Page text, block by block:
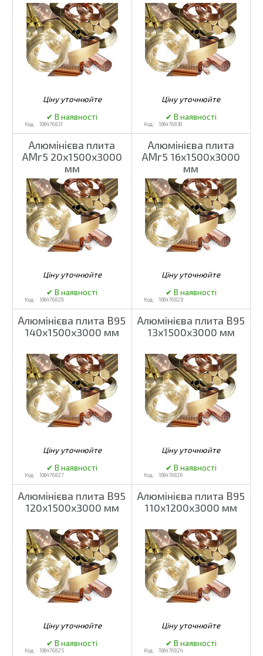
106476831 106476830
Алюмінієва плита
АМг5 20х1500х3000
мм
106476829
Алюмінієва плита
АМг5 16х1500х3000
мм
106476828
Алюмінієва плита В95
140х1500х3000 мм
106476827
Алюмінієва плита В95
13х1500х3000 мм
106476826
Алюмінієва плита В95
120х1500х3000 мм
106476825
Алюмінієва плита В95
110х1200х3000 мм
106476824